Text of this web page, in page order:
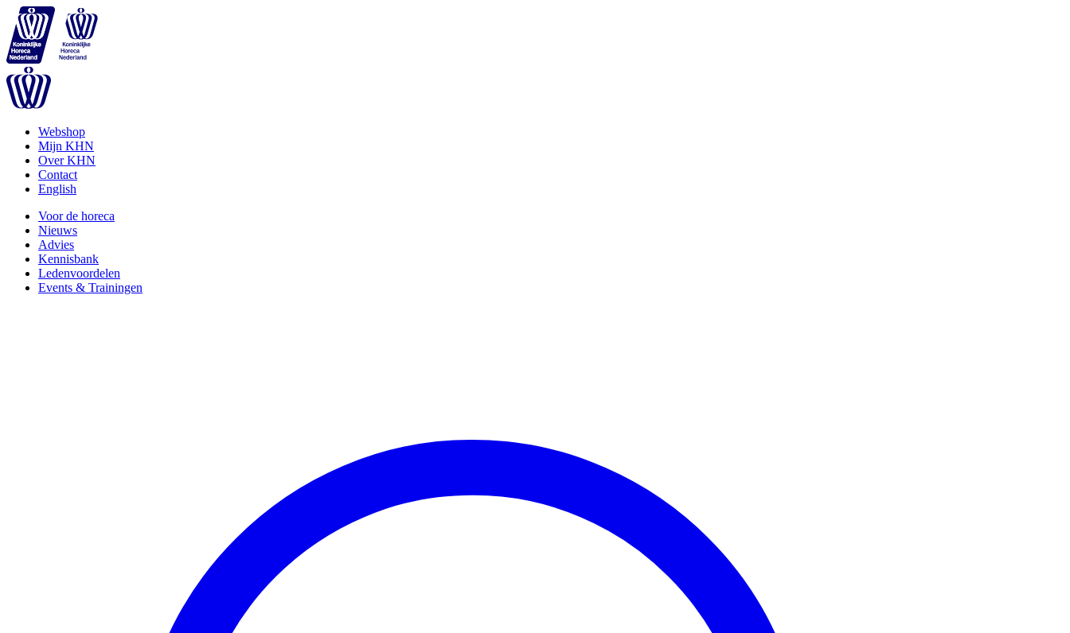
Webshop
Mijn KHN
Over KHN
Contact
English
Voor de horeca
Nieuws
Advies
Kennisbank
Ledenvoordelen
Events & Trainingen